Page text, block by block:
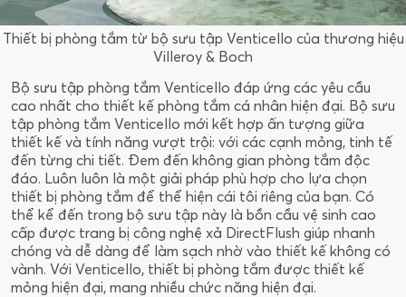
Thiết bị phòng tắm từ bộ sưu tập Venticello của thương hiệu
Villeroy & Boch
Bộ sưu tập phòng tắm Venticello đáp ứng các yêu cầu
cao nhất cho thiết kế phòng tắm cá nhân hiện đại. Bộ sưu
tập phòng tắm Venticello mới kết hợp ấn tượng giữa
thiết kế và tính năng vượt trội: với các cạnh mỏng, tinh tế
đến từng chi tiết. Đem đến không gian phòng tắm độc
đáo. Luôn luôn là một giải pháp phù hợp cho lựa chọn
thiết bị phòng tắm để thể hiện cái tôi riêng của bạn. Có
thể kể đến trong bộ sưu tập này là bồn cầu vệ sinh cao
cấp được trang bị công nghệ xả DirectFlush giúp nhanh
chóng và dễ dàng để làm sạch nhờ vào thiết kế không có
vành. Với Venticello, thiết bị phòng tắm được thiết kế
mỏng hiện đại, mang nhiều chức năng hiện đại.